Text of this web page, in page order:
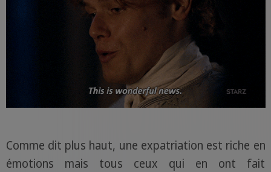
Comme dit plus haut, une expatriation est riche en
émotions mais tous ceux qui en ont fait